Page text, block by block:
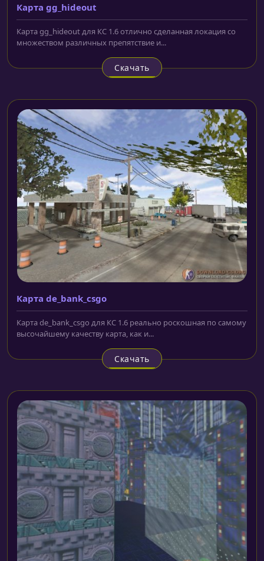
Карта gg_hideout
Карта gg_hideout для КС 1.6 отлично сделанная локация со
множеством различных препятствие и...
Скачать
Карта de_bank_csgo
Карта de_bank_csgo для КС 1.6 реально роскошная по самому
высочайшему качеству карта, как и...
Скачать